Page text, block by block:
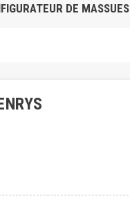
DE MASSUES